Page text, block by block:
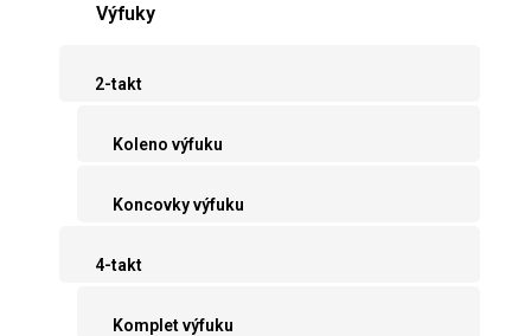
Výfuky
2-takt
Koleno výfuku
Koncovky výfuku
4-takt
Komplet výfuku